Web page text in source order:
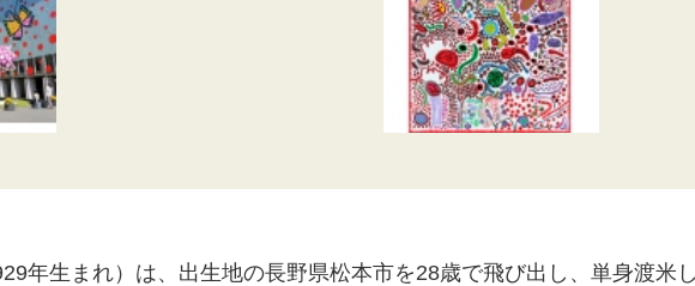
年生まれ）は、出生地の長野県松本市を28歳で飛び出し、単身渡米